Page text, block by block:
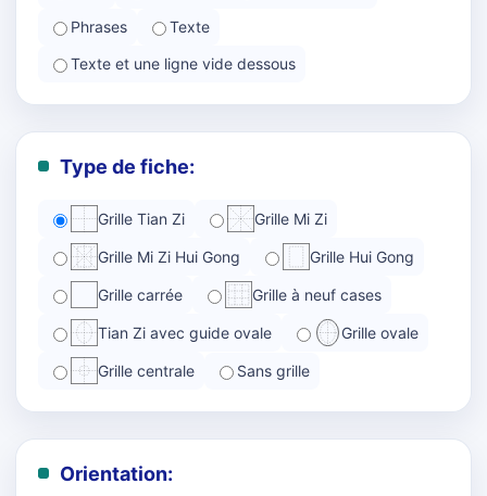
Phrases
Texte
Texte et une ligne vide dessous
Type de fiche:
Grille Tian Zi Grille Mi Zi
Grille Mi Zi Hui Gong Grille Hui Gong
Grille carrée Grille à neuf cases
Tian Zi avec guide ovale Grille ovale
Grille centrale Sans grille
Orientation: